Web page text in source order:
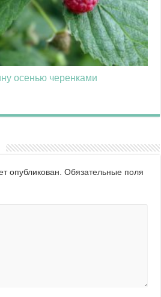
осенью черенками
опубликован. Обязательные поля